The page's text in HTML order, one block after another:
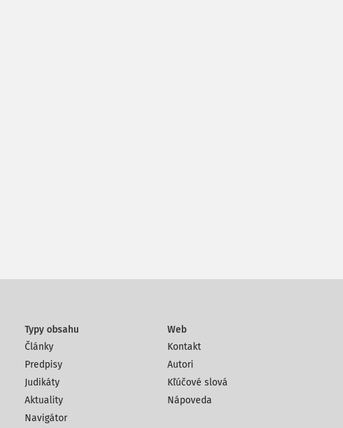
Typy obsahu
Články
Predpisy
Judikáty
Aktuality
Navigátor
Web
Kontakt
Autori
Kľúčové slová
Nápoveda